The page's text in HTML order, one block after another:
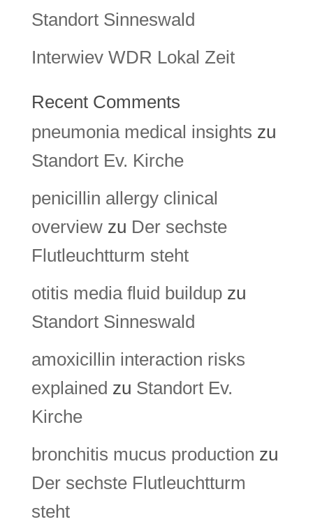
Standort Sinneswald
Interwiev WDR Lokal Zeit
Recent Comments
pneumonia medical insights zu
Standort Ev. Kirche
penicillin allergy clinical
overviewzu Der sechste
Flutleuchtturm steht
otitis media fluid buildupzu
Standort Sinneswald
amoxicillin interaction risks
explained zu Standort Ev.
Kirche
bronchitis mucus production zu
Der sechste Flutleuchtturm
steht